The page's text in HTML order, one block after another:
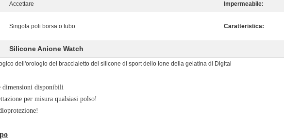
Accettare Impermeabile:
Singola poli borsa o tubo Caratteristica:
Silicone Anione Watch
dell'orologio del braccialetto del silicone di sport dello ione della gelatina di Digital
disponibili
per misura qualsiasi polso!